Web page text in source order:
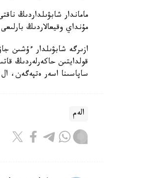
ماماندار شابۋىلداردىڭ
مۇنداي وقيعالاردىڭ
ازىرگە شابۋىلدار ءۇشىن
قولدايتىن حاكەرلەردىڭ
ساپاسىنا اسەر ەتپەگەن، ال
الەم